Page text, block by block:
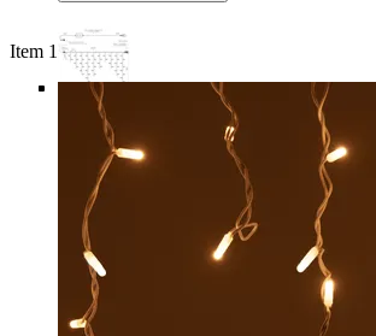
Item 1 of 6